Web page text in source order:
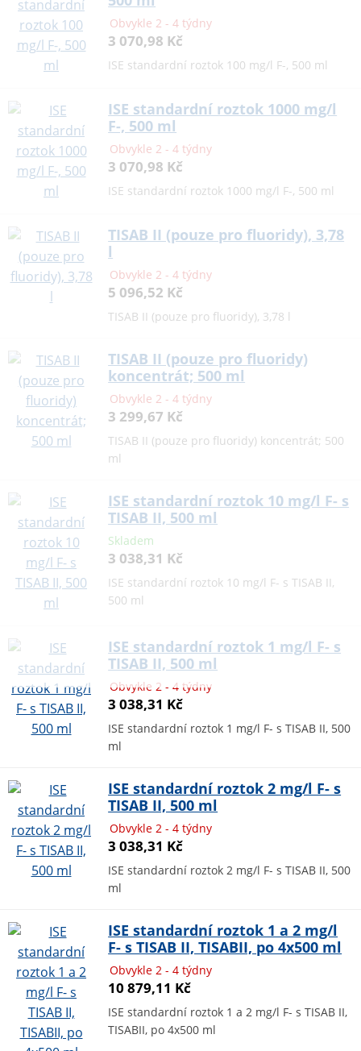
Obvykle 2 - 4 týdny
3 070,98 Kč
ISE standardní roztok 100 mg/l F-, 500 ml
ISE standardní roztok 1000 mg/l
F-, 500 ml
Obvykle 2 - 4 týdny
3 070,98 Kč
ISE standardní roztok 1000 mg/l F-, 500 ml
TISAB II (pouze pro fluoridy), 3,78
l
Obvykle 2 - 4 týdny
5 096,52 Kč
TISAB II (pouze pro fluoridy), 3,78 l
TISAB II (pouze pro fluoridy)
koncentrát; 500 ml
Obvykle 2 - 4 týdny
3 299,67 Kč
TISAB II (pouze pro fluoridy) koncentrát; 500
ml
ISE standardní roztok 10 mg/l F- s
TISAB II, 500 ml
Skladem
3 038,31 Kč
ISE standardní roztok 10 mg/l F- s TISAB II,
500 ml
ISE standardní roztok 1 mg/l F- s
TISAB II, 500 ml
Obvykle 2 - 4 týdny
3 038,31 Kč
ISE standardní roztok 1 mg/l F- s TISAB II, 500
ml
ISE standardní roztok 2 mg/l F- s
TISAB II, 500 ml
Obvykle 2 - 4 týdny
3 038,31 Kč
ISE standardní roztok 2 mg/l F- s TISAB II, 500
ml
ISE standardní roztok 1 a 2 mg/l
F- s TISAB II, TISABII, po 4x500 ml
Obvykle 2 - 4 týdny
10 879,11 Kč
ISE standardní roztok 1 a 2 mg/l F- s TISAB II,
TISABII, po 4x500 ml